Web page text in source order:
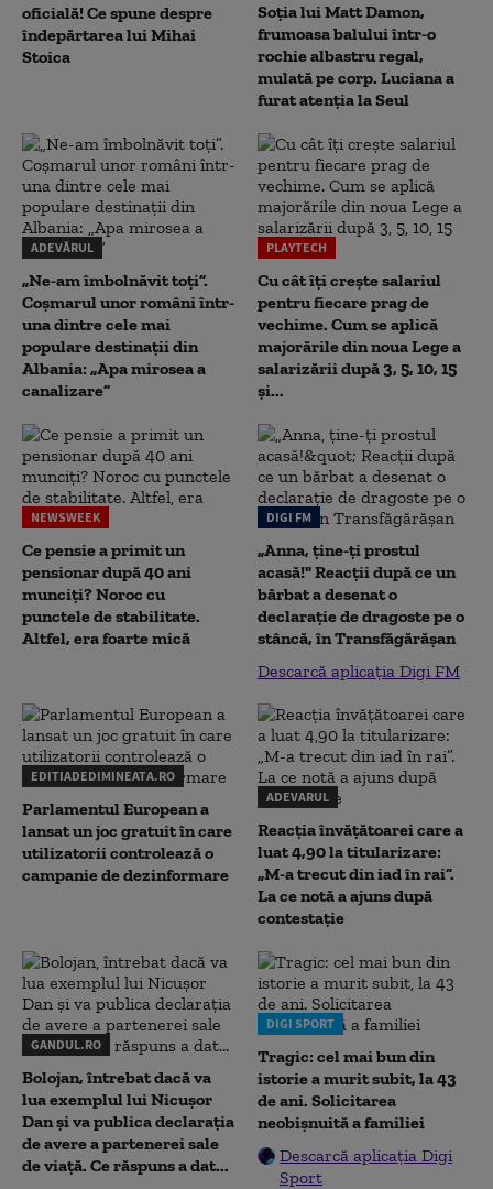
oficială! Ce spune despre
îndepărtarea lui Mihai
Stoica
Soția lui Matt Damon,
frumoasa balului într-o
rochie albastru regal,
mulată pe corp. Luciana a
furat atenția la Seul
ADEVĂRUL
„Ne-am îmbolnăvit toți”.
Coșmarul unor români într-
una dintre cele mai
populare destinații din
Albania: „Apa mirosea a
canalizare”
PLAYTECH
Cu cât îți crește salariul
pentru fiecare prag de
vechime. Cum se aplică
majorările din noua Lege a
salarizării după 3, 5, 10, 15
și...
NEWSWEEK
Ce pensie a primit un
pensionar după 40 ani
munciți? Noroc cu
punctele de stabilitate.
Altfel, era foarte mică
DIGI FM
„Anna, ţine-ţi prostul
acasă!" Reacţii după ce un
bărbat a desenat o
declaraţie de dragoste pe o
stâncă, în Transfăgărăşan
Descarcă aplicația Digi FM
EDITIADEDIMINEATA.RO
Parlamentul European a
lansat un joc gratuit în care
utilizatorii controlează o
campanie de dezinformare
ADEVARUL
Reacția învățătoarei care a
luat 4,90 la titularizare:
„M-a trecut din iad în rai”.
La ce notă a ajuns după
contestație
GANDUL.RO
Bolojan, întrebat dacă va
lua exemplul lui Nicușor
Dan și va publica declarația
de avere a partenerei sale
de viață. Ce răspuns a dat...
DIGI SPORT
Tragic: cel mai bun din
istorie a murit subit, la 43
de ani. Solicitarea
neobișnuită a familiei
Descarcă aplicația Digi
Sport